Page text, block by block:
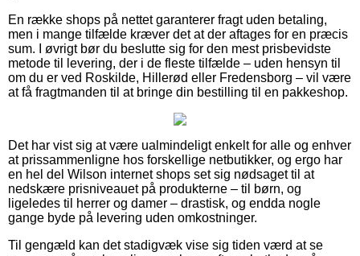
En række shops på nettet garanterer fragt uden betaling,
men i mange tilfælde kræver det at der aftages for en præcis
sum. I øvrigt bør du beslutte sig for den mest prisbevidste
metode til levering, der i de fleste tilfælde – uden hensyn til
om du er ved Roskilde, Hillerød eller Fredensborg – vil være
at få fragtmanden til at bringe din bestilling til en pakkeshop.
Det har vist sig at være ualmindeligt enkelt for alle og enhver
at prissammenligne hos forskellige netbutikker, og ergo har
en hel del Wilson internet shops set sig nødsaget til at
nedskære prisniveauet på produkterne – til børn, og
ligeledes til herrer og damer – drastisk, og endda nogle
gange byde på levering uden omkostninger.
Til gengæld kan det stadigvæk vise sig tiden værd at se